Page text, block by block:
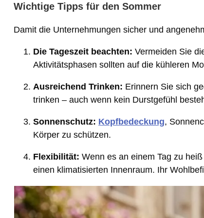
Wichtige Tipps für den Sommer
Damit die Unternehmungen sicher und
Die Tageszeit beachten: Vermeiden Sie
Aktivitätsphasen sollten auf die kühleren
Ausreichend Trinken: Erinnern Sie sich
trinken – auch wenn kein Durstgefühl
Sonnenschutz: Kopfbedeckung,
Körper zu schützen.
Flexibilität: Wenn es an einem Tag zu
einen klimatisierten Innenraum. Ihr